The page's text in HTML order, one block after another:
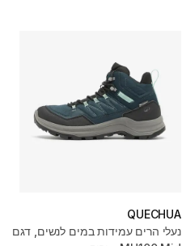
QUECHUA
נעלי הרים עמידות במים לנשים, דגם